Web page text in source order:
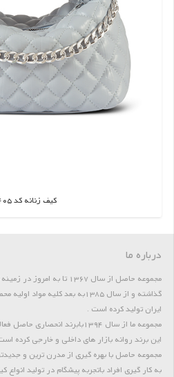
کیف زنانه کد 1405-1
اطلاعات
درباره ما
مجموعه حاصل از سال 1367 تا
گذاشته و از سال 1385به بعد کلیه
ایران تولید کرده است .
مجموعه ما از سال 1394بابرند
این برند روانه بازار های داخلی و خارجی کرده
مجموعه حاصل با بهره گیری از مدرن ترین و
به کار گیری افراد باتجربه پیشگام در تولید